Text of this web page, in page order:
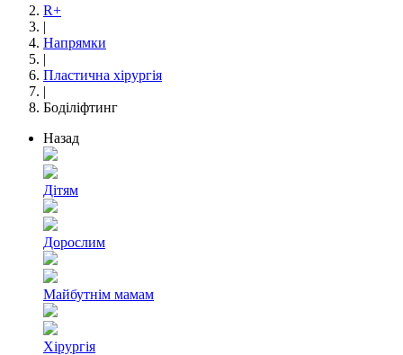
R+
|
Напрямки
|
Пластична хірургія
|
Боділіфтинг
Назад
Дітям
Дорослим
Майбутнім мамам
Хірургія